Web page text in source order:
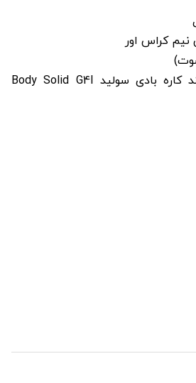
کراس اور
– دستگاه بدنسازی چند کاره بادی سولید Body Solid G4I